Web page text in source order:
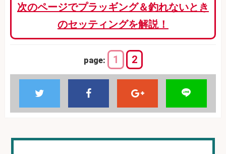
次のページでプラッギング＆釣れないとき
のセッティングを解説！
page: 1 2